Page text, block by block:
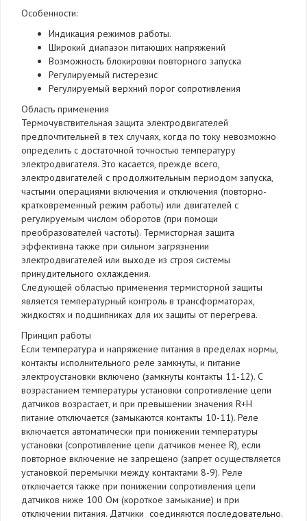
Особенности:
Индикация режимов работы.
Широкий диапазон питающих напряжений
Возможность блокировки повторного запуска
Регулируемый гистерезис
Регулируемый верхний порог сопротивления
Область применения
Термочувствительная защита электродвигателей
предпочтительней в тех случаях, когда по току невозможно
определить с достаточной точностью температуру
электродвигателя. Это касается, прежде всего,
электродвигателей с продолжительным периодом запуска,
частыми операциями включения и отключения (повторно-
кратковременный режим работы) или двигателей с
регулируемым числом оборотов (при помощи
преобразователей частоты). Термисторная защита
эффективна также при сильном загрязнении
электродвигателей или выходе из строя системы
принудительного охлаждения.
Следующей областью применения термисторной защиты
является температурный контроль в трансформаторах,
жидкостях и подшипниках для их защиты от перегрева.
Принцип работы
Если температура и напряжение питания в пределах нормы,
контакты исполнительного реле замкнуты, и питание
электроустановки включено (замкнуты контакты 11-12). С
возрастанием температуры установки сопротивление цепи
датчиков возрастает, и при превышении значения R+H
питание отключается (замыкаются контакты 10-11). Реле
включается автоматически при понижении температуры
установки (сопротивление цепи датчиков менее R), если
повторное включение не запрещено (запрет осуществляется
установкой перемычки между контактами 8-9). Реле
отключается также при понижении сопротивления цепи
датчиков ниже 100 Ом (короткое замыкание) и при
отключении питания. Датчики соединяются последовательно.